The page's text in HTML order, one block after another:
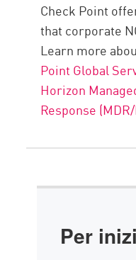
Check Point
that corporate
Learn more
Point Global
Horizon
Response
Per